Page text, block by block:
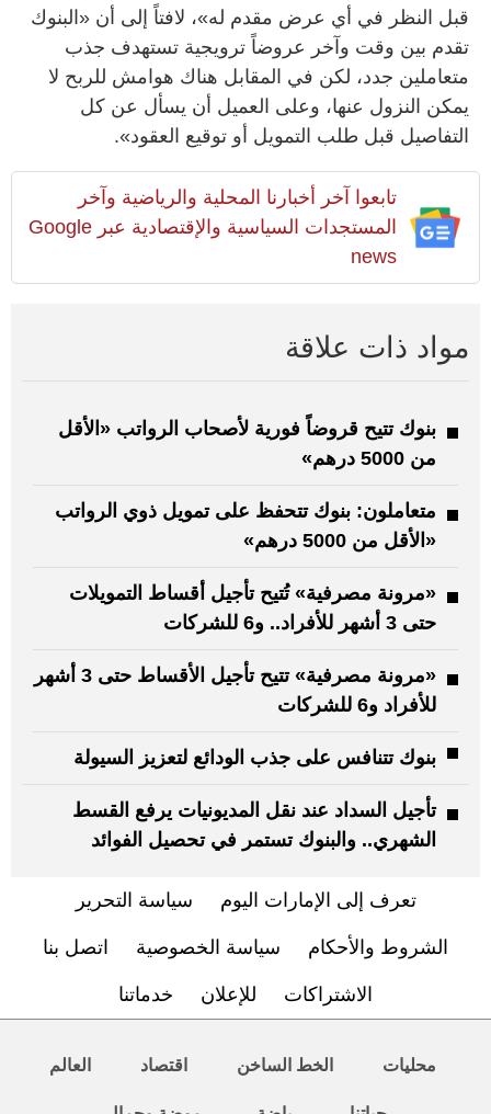
قبل النظر في أي عرض مقدم له»، لافتاً إلى أن «البنوك
تقدم بين وقت وآخر عروضاً ترويجية تستهدف جذب
متعاملين جدد، لكن في المقابل هناك هوامش للربح لا
يمكن النزول عنها، وعلى العميل أن يسأل عن كل
التفاصيل قبل طلب التمويل أو توقيع العقود».
تابعوا آخر أخبارنا المحلية والرياضية وآخر
المستجدات السياسية والإقتصادية عبر Google
news
مواد ذات علاقة
بنوك تتيح قروضاً فورية لأصحاب الرواتب «الأقل
من 5000 درهم»
متعاملون: بنوك تتحفظ على تمويل ذوي الرواتب
«الأقل من 5000 درهم»
«مرونة مصرفية» تُتيح تأجيل أقساط التمويلات
حتى 3 أشهر للأفراد.. و6 للشركات
«مرونة مصرفية» تتيح تأجيل الأقساط حتى 3 أشهر
للأفراد و6 للشركات
بنوك تتنافس على جذب الودائع لتعزيز السيولة
تأجيل السداد عند نقل المديونيات يرفع القسط
الشهري.. والبنوك تستمر في تحصيل الفوائد
تعرف إلى الإمارات اليوم سياسة التحرير
الشروط والأحكام سياسة الخصوصية اتصل بنا
الاشتراكات للإعلان خدماتنا
محليات الخط الساخن اقتصاد العالم